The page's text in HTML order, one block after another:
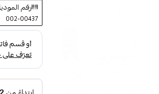
رقم
002-00437